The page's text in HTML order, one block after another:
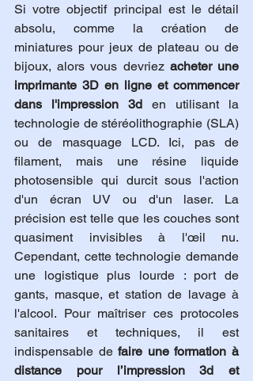
Si votre objectif principal est le détail
absolu, comme la création de
miniatures pour jeux de plateau ou de
bijoux, alors vous devriez acheter une
imprimante 3D en ligne et commencer
dans l'impression 3d en utilisant la
technologie de stéréolithographie (SLA)
ou de masquage LCD. Ici, pas de
filament, mais une résine liquide
photosensible qui durcit sous l'action
d'un écran UV ou d'un laser. La
précision est telle que les couches sont
quasiment invisibles à l'œil nu.
Cependant, cette technologie demande
une logistique plus lourde : port de
gants, masque, et station de lavage à
l'alcool. Pour maîtriser ces protocoles
sanitaires et techniques, il est
indispensable de faire une formation à
distance pour l’impression 3d et